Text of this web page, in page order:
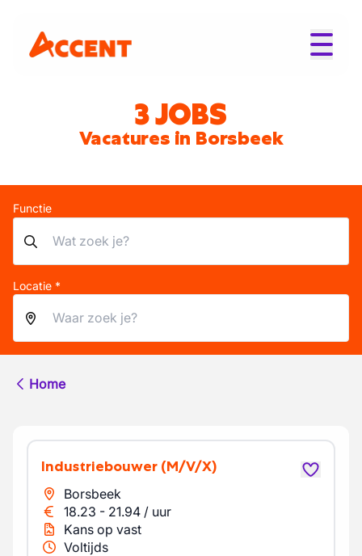
3 JOBS
Vacatures in Borsbeek
Functie
Locatie *
Home
Industriebouwer (M/V/X)
Borsbeek
18.23 - 21.94 / uur
Kans op vast
Voltijds